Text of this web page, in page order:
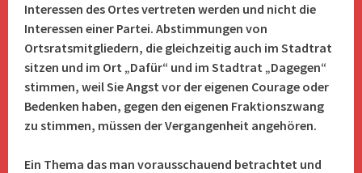
Interessen des Ortes vertreten werden und nicht die
Interessen einer Partei. Abstimmungen von
Ortsratsmitgliedern, die gleichzeitig auch im Stadtrat
sitzen und im Ort „Dafür“ und im Stadtrat „Dagegen“
stimmen, weil Sie Angst vor der eigenen Courage oder
Bedenken haben, gegen den eigenen Fraktionszwang
zu stimmen, müssen der Vergangenheit angehören.
Ein Thema das man vorausschauend betrachtet und